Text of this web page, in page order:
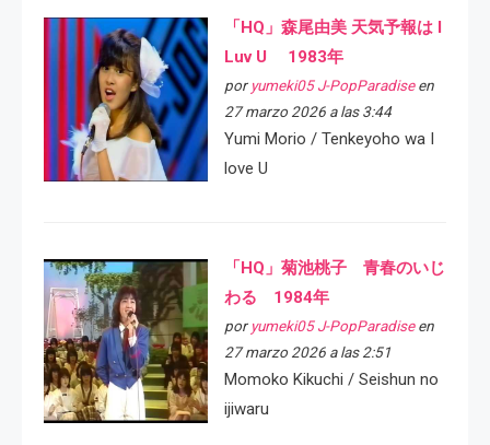
「HQ」森尾由美 天気予報は I
Luv U 1983年
por yumeki05 J-PopParadiseen
27 marzo 2026 a las 3:44
Yumi Morio / Tenkeyoho wa I
love U
「HQ」菊池桃子 青春のいじ
わる 1984年
por yumeki05 J-PopParadiseen
27 marzo 2026 a las 2:51
Momoko Kikuchi / Seishun no
ijiwaru